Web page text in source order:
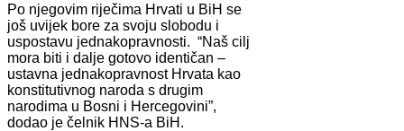
Po njegovim riječima Hrvati u BiH se
još uvijek bore za svoju slobodu i
uspostavu jednakopravnosti. “Naš cilj
mora biti i dalje gotovo identičan –
ustavna jednakopravnost Hrvata kao
konstitutivnog naroda s drugim
narodima u Bosni i Hercegovini”,
dodao je čelnik HNS-a BiH.